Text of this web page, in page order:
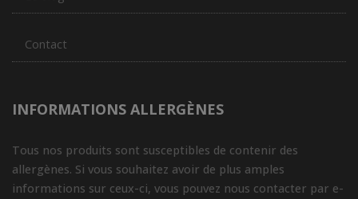
Contact
INFORMATIONS ALLERGÈNES
Tous nos produits sont susceptibles de contenir des
allergènes. Si vous souhaitez avoir de plus amples
informations sur ceux-ci, vous pouvez nous contacter par e-